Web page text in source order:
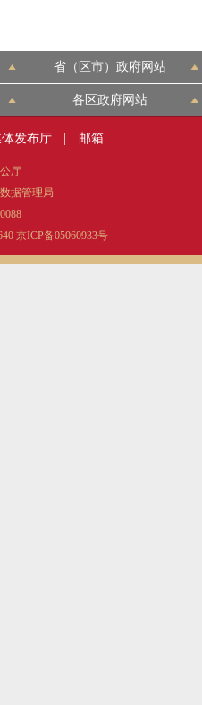
省（区市）政府网站
各区政府网站
发布厅 邮箱
厅
据管理局
京ICP备05060933号